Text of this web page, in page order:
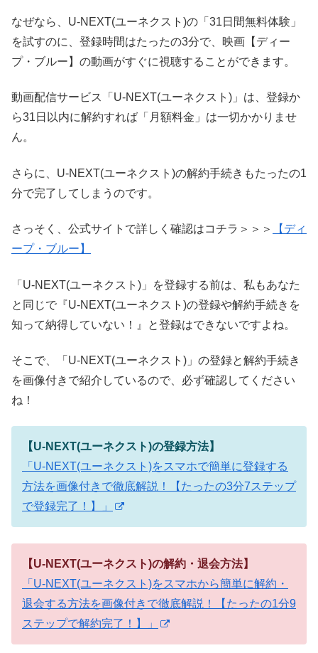
なぜなら、U-NEXT(ユーネクスト)の「31日間無料体験」
を試すのに、登録時間はたったの3分で、映画【ディー
プ・ブルー】の動画がすぐに視聴することができます。
動画配信サービス「U-NEXT(ユーネクスト)」は、登録か
ら31日以内に解約すれば「月額料金」は一切かかりませ
ん。
さらに、U-NEXT(ユーネクスト)の解約手続きもたったの1
分で完了してしまうのです。
さっそく、公式サイトで詳しく確認はコチラ＞＞＞
【ディ
ープ・ブルー】
「U-NEXT(ユーネクスト)」を登録する前は、私もあなた
と同じで『U-NEXT(ユーネクスト)の登録や解約手続きを
知って納得していない！』と登録はできないですよね。
そこで、「U-NEXT(ユーネクスト)」の登録と解約手続き
を画像付きで紹介しているので、必ず確認してください
ね！
【U-NEXT(ユーネクスト)の登録方法】
「U-NEXT(ユーネクスト)をスマホで簡単に登録する
方法を画像付きで徹底解説！【たったの3分7ステップ
で登録完了！】」
【U-NEXT(ユーネクスト)の解約・退会方法】
「U-NEXT(ユーネクスト)をスマホから簡単に解約・
退会する方法を画像付きで徹底解説！【たったの1分9
ステップで解約完了！】」